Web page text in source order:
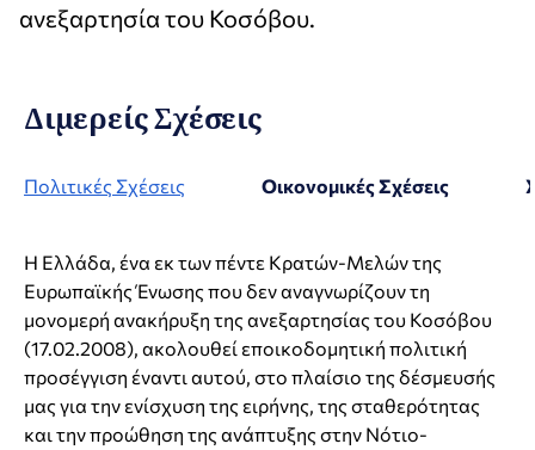
ανεξαρτησία του Κοσόβου.
Διμερείς Σχέσεις
Πολιτικές Σχέσεις Οικονομικές Σχέσεις
Η Ελλάδα, ένα εκ των πέντε Κρατών-Μελών της
Ευρωπαϊκής Ένωσης που δεν αναγνωρίζουν τη
μονομερή ανακήρυξη της ανεξαρτησίας του Κοσόβου
(17.02.2008), ακολουθεί εποικοδομητική πολιτική
προσέγγιση έναντι αυτού, στο πλαίσιο της δέσμευσής
μας για την ενίσχυση της ειρήνης, της σταθερότητας
και την προώθηση της ανάπτυξης στην Νότιο-